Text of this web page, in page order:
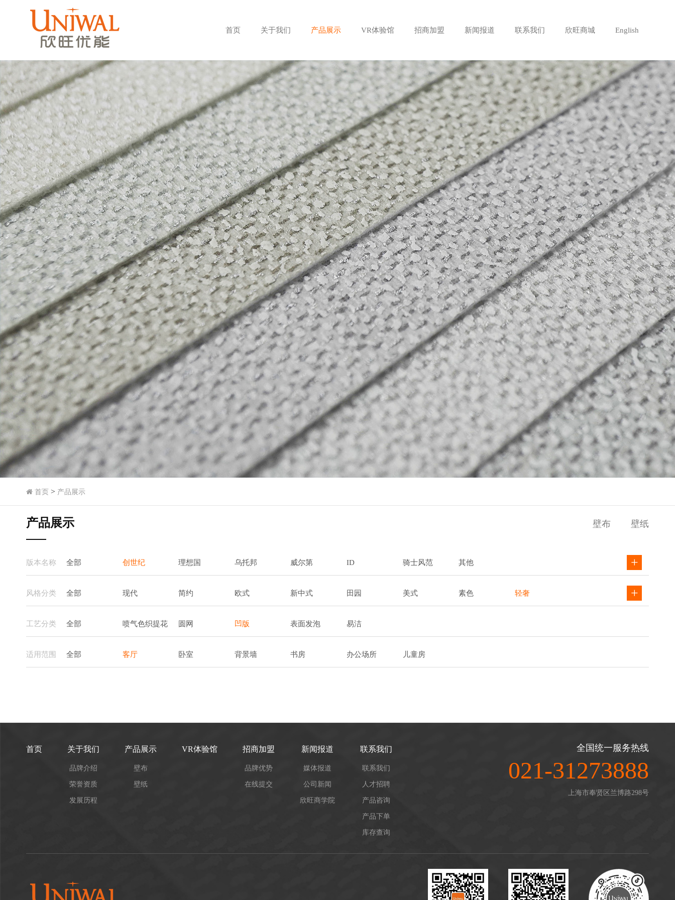
首页 关于我们 产品展示 VR体验馆 招商加盟 新闻报道 联系我们 欣旺商城 English
首页 > 产品展示
产品展示 壁布 壁纸
版本名称 全部 创世纪 理想国 乌托邦 威尔第 ID 骑士风范 其他
风格分类 全部 现代 简约 欧式 新中式 田园 美式 素色 轻奢
工艺分类 全部 喷气色织提花 圆网 凹版 表面发泡 易洁
适用范围 全部 客厅 卧室 背景墙 书房 办公场所 儿童房
首页 关于我们
品牌介绍
荣誉资质
发展历程
产品展示
壁布
壁纸
VR体验馆 招商加盟
品牌优势
在线提交
新闻报道
媒体报道
公司新闻
欣旺商学院
联系我们
联系我们
人才招聘
产品咨询
产品下单
库存查询
全国统一服务热线
021-31273888
上海市奉贤区兰博路298号